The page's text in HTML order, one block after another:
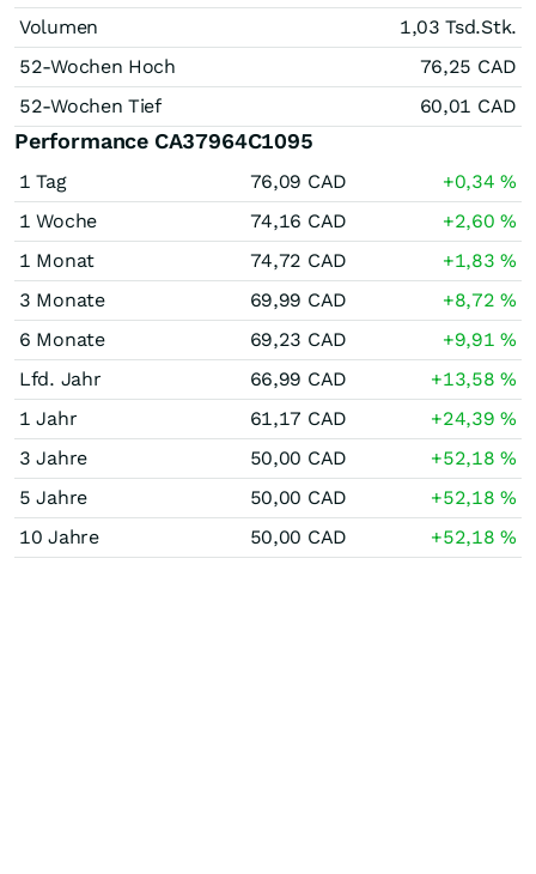
Volumen
1,03 Tsd.Stk.
52-Wochen Hoch
76,25 CAD
52-Wochen Tief
60,01 CAD
Performance CA37964C1095
1 Tag 76,09 CAD +0,34%
1 Woche
74,16 CAD +2,60%
1 Monat
74,72 CAD +1,83%
3 Monate
69,99 CAD +8,72%
6 Monate
69,23 CAD +9,91%
Lfd. Jahr
66,99 CAD +13,58%
1 Jahr
61,17 CAD +24,39%
3 Jahre
50,00 CAD +52,18%
5 Jahre
50,00 CAD +52,18%
10 Jahre
50,00 CAD +52,18%